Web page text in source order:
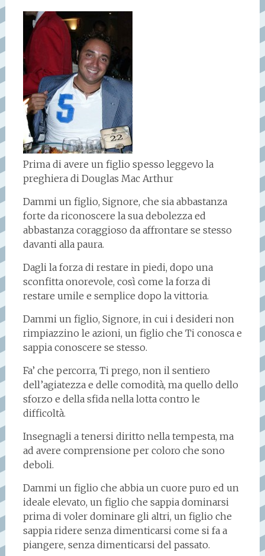
Prima di avere un figlio spesso leggevo la
preghiera di Douglas Mac Arthur
Dammi un figlio, Signore, che sia abbastanza
forte da riconoscere la sua debolezza ed
abbastanza coraggioso da affrontare se stesso
davanti alla paura.
Dagli la forza di restare in piedi, dopo una
sconfitta onorevole, così come la forza di
restare umile e semplice dopo la vittoria.
Dammi un figlio, Signore, in cui i desideri non
rimpiazzino le azioni, un figlio che Ti conosca e
sappia conoscere se stesso.
Fa’ che percorra, Ti prego, non il sentiero
dell’agiatezza e delle comodità, ma quello dello
sforzo e della sfida nella lotta contro le
difficoltà.
Insegnagli a tenersi diritto nella tempesta, ma
ad avere comprensione per coloro che sono
deboli.
Dammi un figlio che abbia un cuore puro ed un
ideale elevato, un figlio che sappia dominarsi
prima di voler dominare gli altri, un figlio che
sappia ridere senza dimenticarsi come si fa a
piangere, senza dimenticarsi del passato.